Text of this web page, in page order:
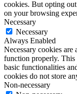
cookies. But opting
on your browsing
Necessary
Necessary
Always Enabled
Necessary cookies are
function properly. This
basic functionalities
cookies do not store
Non-necessary